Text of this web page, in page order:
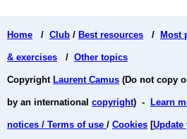
Home / Club / Best resources / Most
& exercises / Other topics
Copyright Laurent Camus (Do not copy
by an international copyright) - Learn
notices / Terms of use / Cookies [Update